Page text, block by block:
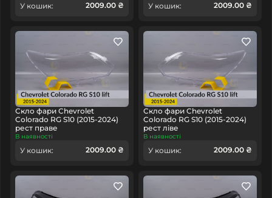
У кошик: 2009.00 ₴ У кошик: 2009.00 ₴
Скло фари Chevrolet
Colorado RG S10 (2015-2024)
рест праве
В наявності
У кошик: 2009.00 ₴
Скло фари Chevrolet
Colorado RG S10 (2015-2024)
рест ліве
В наявності
У кошик: 2009.00 ₴